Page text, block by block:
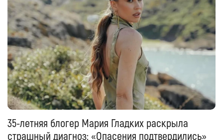
35-летняя блогер Мария Гладких раскрыла
страшный диагноз: «Опасения подтвердились»